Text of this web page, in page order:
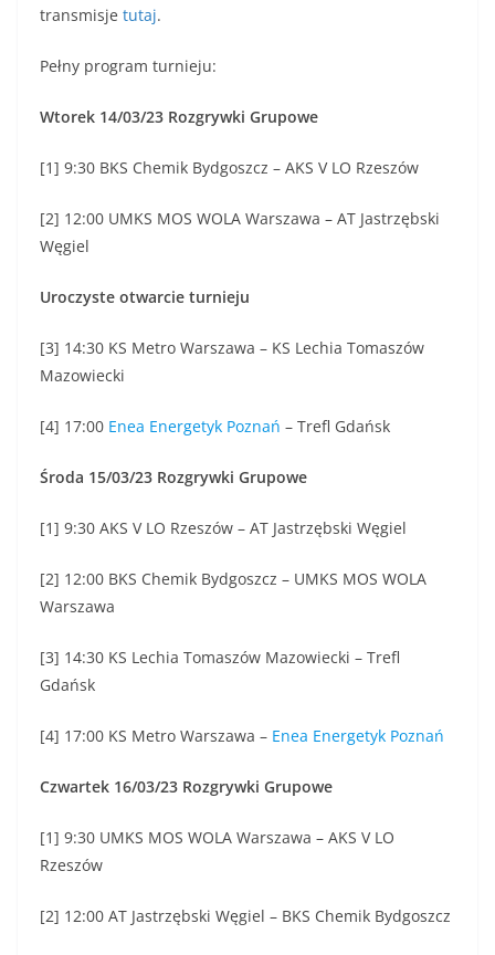
transmisje tutaj.
Pełny program turnieju:
Wtorek 14/03/23 Rozgrywki Grupowe
[1] 9:30 BKS Chemik Bydgoszcz – AKS V LO Rzeszów
[2] 12:00 UMKS MOS WOLA Warszawa – AT Jastrzębski
Węgiel
Uroczyste otwarcie turnieju
[3] 14:30 KS Metro Warszawa – KS Lechia Tomaszów
Mazowiecki
[4] 17:00 Enea Energetyk Poznań – Trefl Gdańsk
Środa 15/03/23 Rozgrywki Grupowe
[1] 9:30 AKS V LO Rzeszów – AT Jastrzębski Węgiel
[2] 12:00 BKS Chemik Bydgoszcz – UMKS MOS WOLA
Warszawa
[3] 14:30 KS Lechia Tomaszów Mazowiecki – Trefl
Gdańsk
[4] 17:00 KS Metro Warszawa – Enea Energetyk Poznań
Czwartek 16/03/23 Rozgrywki Grupowe
[1] 9:30 UMKS MOS WOLA Warszawa – AKS V LO
Rzeszów
[2] 12:00 AT Jastrzębski Węgiel – BKS Chemik Bydgoszcz